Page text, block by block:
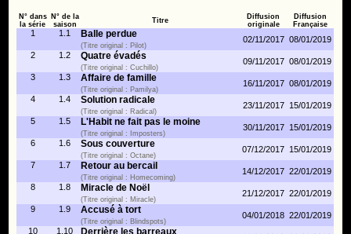
N° dans
la série
N° de la
saison
Titre
Diffusion
originale
Diffusion
Française
1 1.1 Balle perdue
(Titre original : Pilot)
02/11/2017 08/01/2019
2
1.2 Quatre évadés
(Titre original : Cuchillo)
09/11/2017 08/01/2019
3
1.3 Affaire de famille
(Titre original : Pamilya)
16/11/2017 08/01/2019
4
1.4 Solution radicale
(Titre original : Radical)
23/11/2017
15/01/2019
5
1.5 L'Habit ne fait pas le moine
(Titre original : Imposters)
30/11/2017
15/01/2019
6
1.6 Sous couverture
(Titre original : Octane)
07/12/2017 15/01/2019
7
1.7 Retour au bercail
(Titre original : Homecoming)
14/12/2017 22/01/2019
8
1.8 Miracle de Noël
(Titre original : Miracle)
21/12/2017 22/01/2019
9
1.9 Accusé à tort
(Titre original : Blindspots)
04/01/2018 22/01/2019
10
1.10 Derrière les barreaux